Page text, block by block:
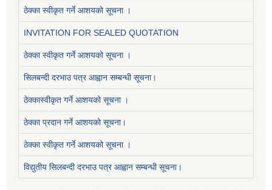
ठेक्का स्वीकृत गर्ने आशयको सूचना ।
INVITATION FOR SEALED QUOTATION
ठेक्का स्वीकृत गर्ने आशयको सूचना ।
सिलबन्दी दरभाउ पत्र आह्वान सम्बन्धी सूचना।
ठेक्कास्वीकृत गर्ने आशयको सूचना ।
ठेक्का प्रदान गर्ने आशयको सूचना।
ठेक्का स्वीकृत गर्ने आशयको सूचना ।
विद्युतीय सिलबन्दी दरभाउ पत्र आह्वान सम्बन्धी सूचना।